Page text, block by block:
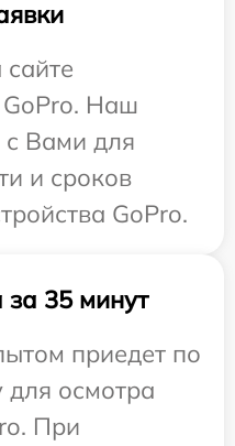
сайте
GoPro. Наш
с Вами для
и сроков
GoPro.
35 минут
приедет по
для осмотра
При